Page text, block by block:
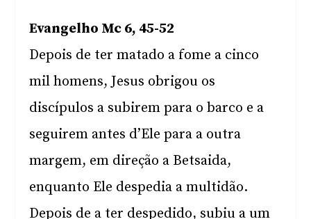
Evangelho Mc 6, 45-52
Depois de ter matado a fome a cinco
mil homens, Jesus obrigou os
discípulos a subirem para o barco e a
seguirem antes d’Ele para a outra
margem, em direção a Betsaida,
enquanto Ele despedia a multidão.
Depois de a ter despedido, subiu a um